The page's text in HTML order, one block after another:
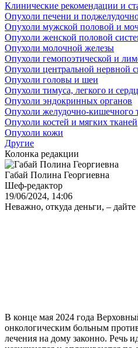
Клинические рекомендации и
Опухоли печени и
Опухоли мужской половой и
Опухоли женской половой
Опухоли молочной железы
Опухоли гемопоэтической и
Опухоли центральной нервной
Опухоли головы и шеи
Опухоли тимуса, легкого и
Опухоли эндокринных органов
Опухоли желудочно-кишечного
Опухоли костей и мягких тканей
Опухоли кожи
Другие
Колонка редакции
Габай Полина Георгиевна
Шеф-редактор
19/06/2024, 14:06
Неважно, откуда деньги, – дайте
В конце мая 2024 года
онкологическим больным
лечения на дому законно. Речь